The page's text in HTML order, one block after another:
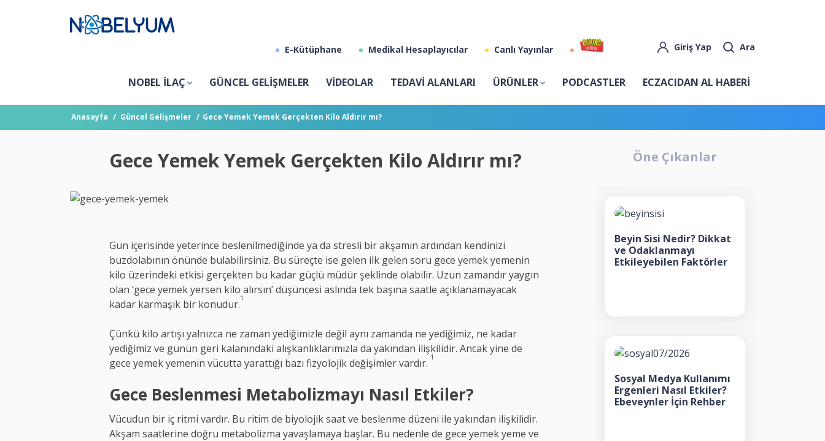
E-Kütüphane Medikal Hesaplayıcılar Canlı Yayınlar Giriş Yap Ara
NOBEL İLAÇ GÜNCEL GELİŞMELER VİDEOLAR TEDAVİ ALANLARI ÜRÜNLER PODCASTLER ECZACIDAN AL HABERİ
Anasayfa Güncel Gelişmeler Gece Yemek Yemek Gerçekten Kilo Aldırır mı?
Gece Yemek Yemek Gerçekten Kilo Aldırır mı?
Gün içerisinde yeterince beslenilmediğinde ya da stresli bir akşamın ardından kendinizi
buzdolabının önünde bulabilirsiniz. Bu süreçte ise gelen ilk gelen soru gece yemek yemenin
kilo üzerindeki etkisi gerçekten bu kadar güçlü müdür şeklinde olabilir. Uzun zamandır yaygın
olan ‘gece yemek yersen kilo alırsın’ düşüncesi aslında tek başına saatle açıklanamayacak
kadar karmaşık bir konudur.1
Çünkü kilo artışı yalnızca ne zaman yediğimizle değil aynı zamanda ne yediğimiz, ne kadar
yediğimiz ve günün geri kalanındaki alışkanlıklarımızla da yakından ilişkilidir. Ancak yine de
gece yemek yemenin vücutta yarattığı bazı fizyolojik değişimler vardır. 1
Gece Beslenmesi Metabolizmayı Nasıl Etkiler?
Vücudun bir iç ritmi vardır. Bu ritim de biyolojik saat ve beslenme düzeni ile yakından ilişkilidir.
Akşam saatlerine doğru metabolizma yavaşlamaya başlar. Bu nedenle de gece yemek yeme ve
Öne Çıkanlar
Beyin Sisi Nedir? Dikkat
ve Odaklanmayı
Etkileyebilen Faktörler
Sosyal Medya Kullanımı
Ergenleri Nasıl Etkiler?
Ebeveynler İçin Rehber